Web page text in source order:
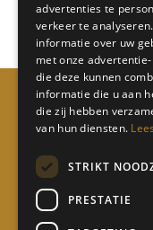
mi68
Watermunt 158
5931 TL Tegelen
06 50 65 17
advertenties te
verkeer te
informatie over uw
met onze
die deze kunnen
informatie die u aan
die zij hebben
van hun diensten.
STRIKT
PRESTATIE